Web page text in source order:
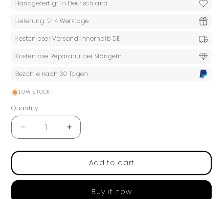
Handgefertigt in Deutschland
Lieferung: 2-4 Werktage
Kostenloser Versand innerhalb DE
Kostenlose Reparatur bei Mängeln
Bezahle nach 30 Tagen
LOW STOCK
Quantity
Quantity
Decrease
quantity
for
bracelet
with
Increase
quantity
for
bracelet
with
labradorite
Add to cart
Buy it now